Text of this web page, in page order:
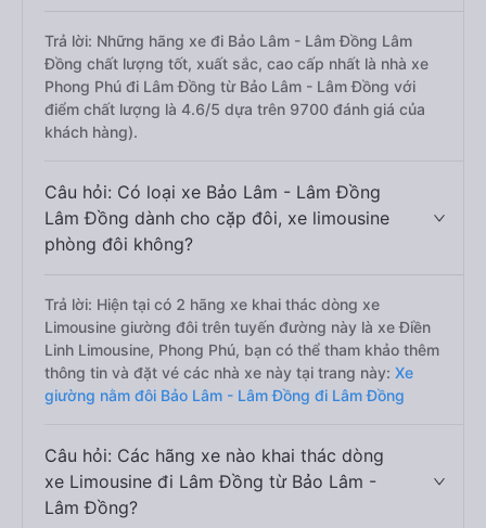
Trả lời: Những hãng xe đi Bảo Lâm - Lâm Đồng Lâm
Đồng chất lượng tốt, xuất sắc, cao cấp nhất là nhà xe
Phong Phú đi Lâm Đồng từ Bảo Lâm - Lâm Đồng với
điểm chất lượng là 4.6/5 dựa trên 9700 đánh giá của
khách hàng).
Câu hỏi: Có loại xe Bảo Lâm - Lâm Đồng
Lâm Đồng dành cho cặp đôi, xe limousine
phòng đôi không?
Trả lời: Hiện tại có 2 hãng xe khai thác dòng xe
Limousine giường đôi trên tuyến đường này là xe Điền
Linh Limousine, Phong Phú, bạn có thể tham khảo thêm
thông tin và đặt vé các nhà xe này tại trang này: Xe
giường nằm đôi Bảo Lâm - Lâm Đồng đi Lâm Đồng
Câu hỏi: Các hãng xe nào khai thác dòng
xe Limousine đi Lâm Đồng từ Bảo Lâm -
Lâm Đồng?